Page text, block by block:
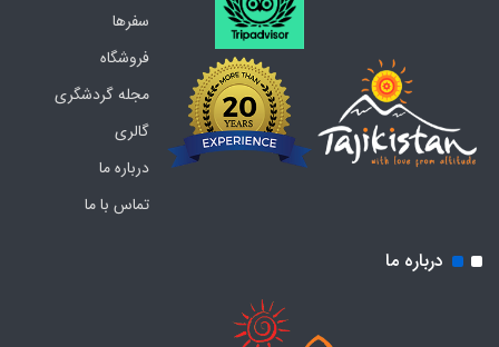
سفرها
فروشگاه
مجله گردشگری
گالری
درباره ما
تماس با ما
درباره ما